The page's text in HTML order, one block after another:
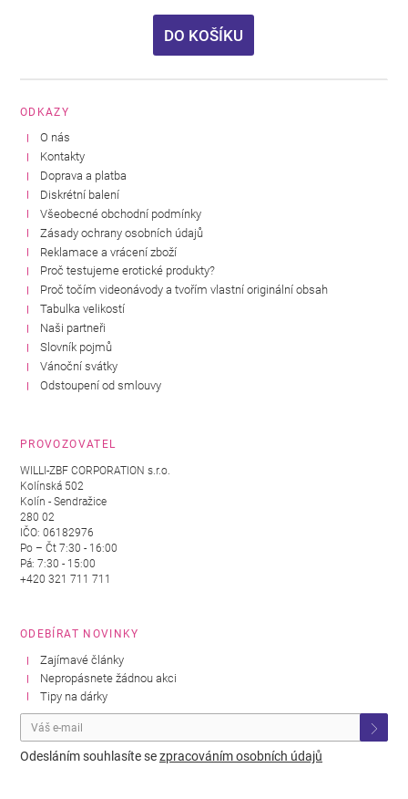
DO KOŠÍKU
ODKAZY
O nás
Kontakty
Doprava a platba
Diskrétní balení
Všeobecné obchodní podmínky
Zásady ochrany osobních údajů
Reklamace a vrácení zboží
Proč testujeme erotické produkty?
Proč točím videonávody a tvořím vlastní originální obsah
Tabulka velikostí
Naši partneři
Slovník pojmů
Vánoční svátky
Odstoupení od smlouvy
PROVOZOVATEL
WILLI-ZBF CORPORATION s.r.o.
Kolínská 502
Kolín - Sendražice
280 02
IČO: 06182976
Po – Čt 7:30 - 16:00
Pá: 7:30 - 15:00
+420 321 711 711
ODEBÍRAT NOVINKY
Zajímavé články
Nepropásnete žádnou akci
Tipy na dárky
Odesláním souhlasíte sezpracováním osobních údajů